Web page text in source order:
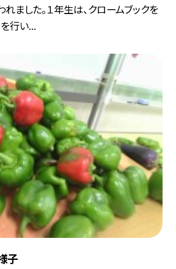
ました。１年生は、クロームブックを
行い...
子